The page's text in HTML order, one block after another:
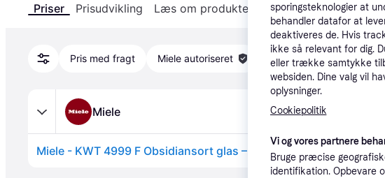
Priser Prisudvikling Læs om produktet Specifikationer
Pris med fragt Miele autoriseret
Miele
Miele - KWT 4999 F Obsidiansort glas – Vinkøleskabe
sporingsteknologier at
behandler datafor at
deaktiveres de. Hvis
ikke så relevant for dig.
eller trække samtykke
websiden. Dine valg vil
oplysninger.
Cookiepolitik
Vi og vores partnere
Bruge præcise
identifikation. Opbevare